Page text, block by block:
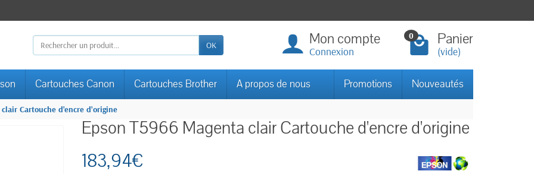
OK Mon compte
Connexion
0 Panier
(vide)
Cartouches Canon Cartouches Brother A propos de nous Promotions Nouveautés
clair Cartouche d'encre d'origine
Epson T5966 Magenta clair Cartouche d'encre d'origine
183,94€